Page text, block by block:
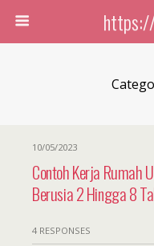
10/05/2023
Contoh Kerja Rumah
Berusia 2 Hingga 8
4 RESPONSES